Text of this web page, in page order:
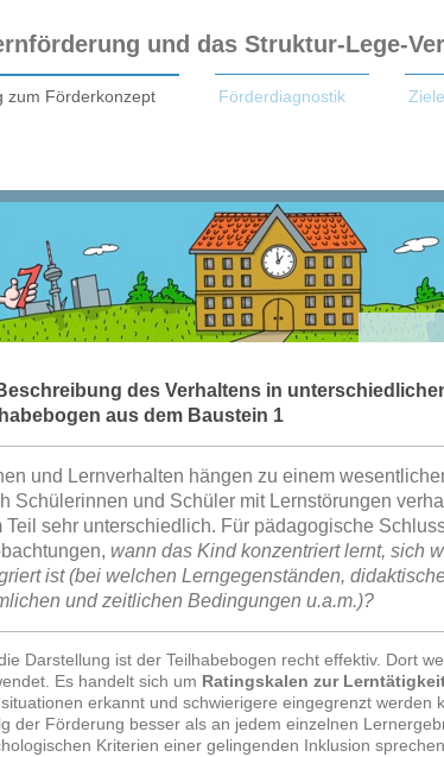
und das Struktur-Lege-
zum Förderkonzept Förderdiagnostik
des Verhaltens in
aus dem Baustein 1
und Lernverhalten hängen zu einem
Schülerinnen und Schüler mit Lernstörungen
Teil sehr unterschiedlich. Für pädagogische
wann das Kind konzentriert lernt, sich
ist (bei welchen Lerngegenständen,
und zeitlichen Bedingungen u.a.m.)?
Darstellung ist der Teilhabebogen recht effektiv. Dort
Es handelt sich um Ratingskalen zur
erkannt und schwierigere eingegrenzt werden
der Förderung besser als an jedem einzelnen
Kriterien einer gelingenden Inklusion